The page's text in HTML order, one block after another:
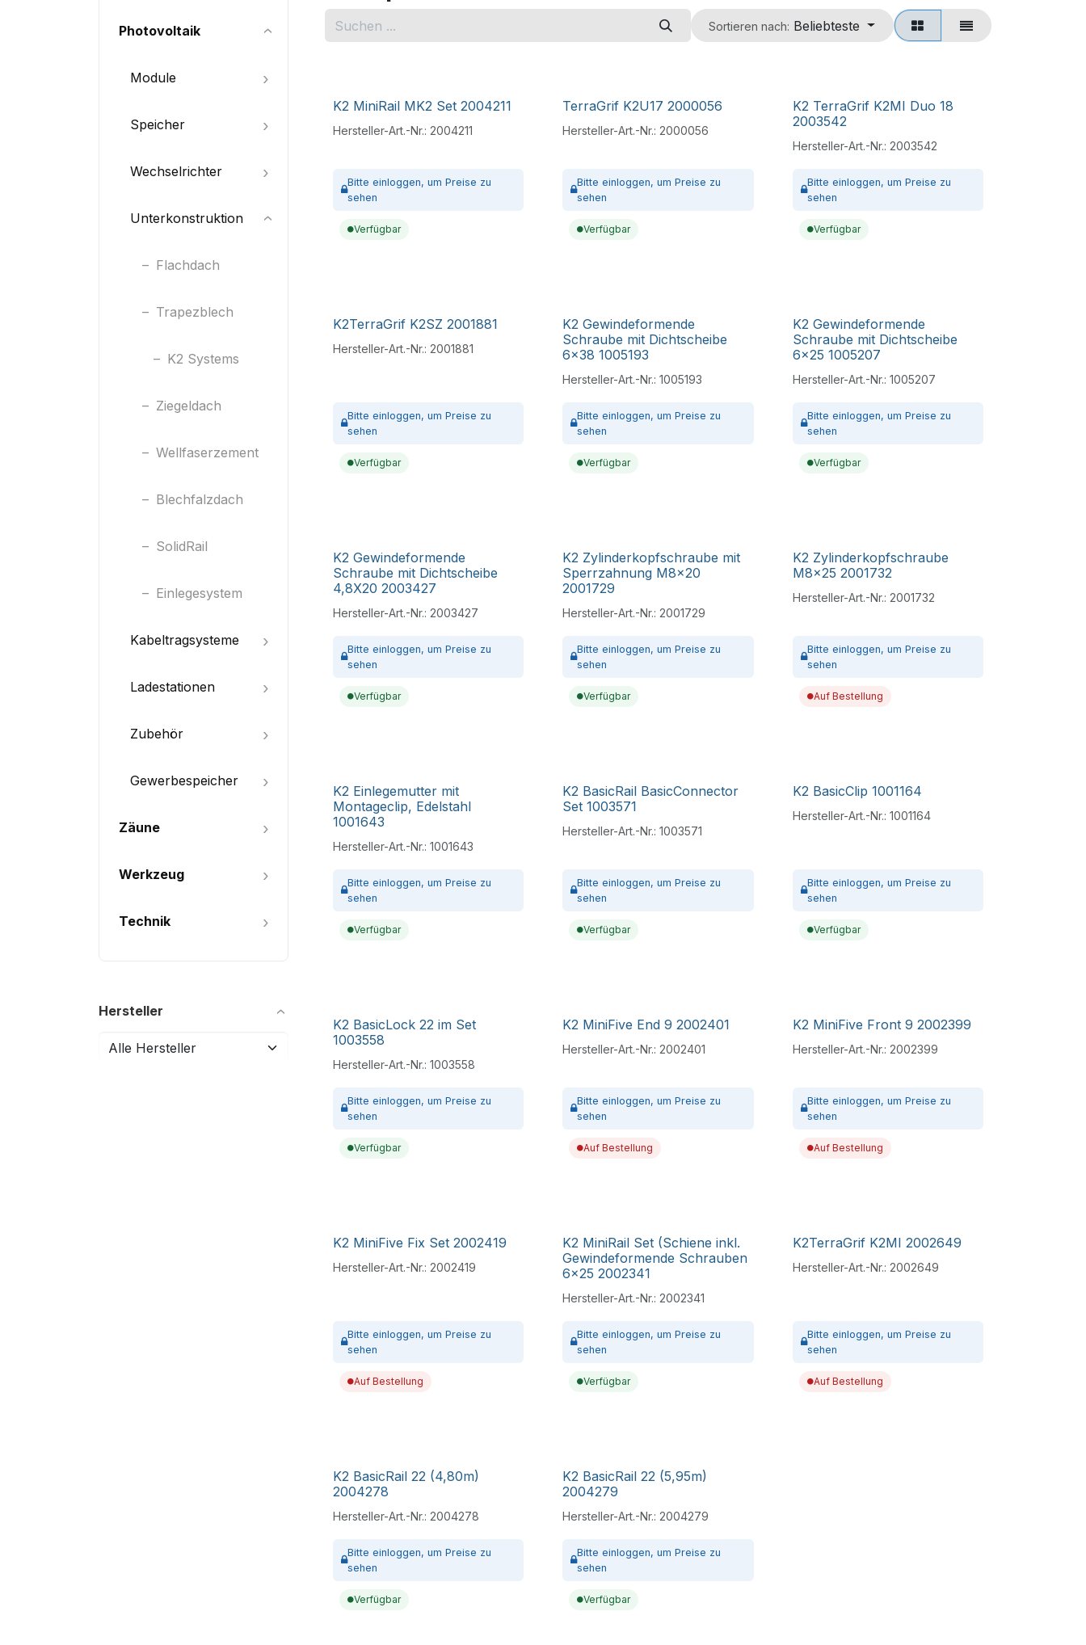
Photovoltaik
Module
Speicher
Wechselrichter
Unterkonstruktion
Flachdach
Trapezblech
K2 Systems
Ziegeldach
Wellfaserzement
Blechfalzdach
SolidRail
Einlegesystem
Kabeltragsysteme
Ladestationen
Zubehör
Gewerbespeicher
Zäune
Werkzeug
Technik
Hersteller
Sortieren nach: Beliebteste
K2 MiniRail MK2 Set 2004211
Hersteller-Art.-Nr.: 2004211
Bitte einloggen, um Preise zu
sehen
Verfügbar
TerraGrif K2U17 2000056
Hersteller-Art.-Nr.: 2000056
Bitteeinloggen, um Preise zu
sehen
Verfügbar
K2 TerraGrif K2MI Duo 18
2003542
Hersteller-Art.-Nr.: 2003542
Bitte einloggen, um Preise zu
sehen
Verfügbar
K2TerraGrif K2SZ 2001881
Hersteller-Art.-Nr.: 2001881
Bitte einloggen, um Preise zu
sehen
Verfügbar
K2 Gewindeformende
Schraube mit Dichtscheibe
6x38 1005193
Hersteller-Art.-Nr.:1005193
Bitteeinloggen, um Preise zu
sehen
Verfügbar
K2 Gewindeformende
Schraube mit Dichtscheibe
6x25 1005207
Hersteller-Art.-Nr.: 1005207
Bitte einloggen, um Preise zu
sehen
Verfügbar
K2 Gewindeformende
Schraube mit Dichtscheibe
4,8X20 2003427
Hersteller-Art.-Nr.: 2003427
Bitte einloggen, um Preise zu
sehen
Verfügbar
K2 Zylinderkopfschraube mit
Sperrzahnung M8x20
2001729
Hersteller-Art.-Nr.: 2001729
Bitteeinloggen, um Preise zu
sehen
Verfügbar
K2 Zylinderkopfschraube
M8x25 2001732
Hersteller-Art.-Nr.: 2001732
Bitte einloggen, um Preise zu
sehen
Auf Bestellung
K2 Einlegemutter mit
Montageclip, Edelstahl
1001643
Hersteller-Art.-Nr.: 1001643
Bitte einloggen, um Preise zu
sehen
Verfügbar
K2 BasicRail BasicConnector
Set 1003571
Hersteller-Art.-Nr.:1003571
Bitteeinloggen, um Preise zu
sehen
Verfügbar
K2 BasicClip 1001164
Hersteller-Art.-Nr.: 1001164
Bitte einloggen, um Preise zu
sehen
Verfügbar
K2 BasicLock 22 im Set
1003558
Hersteller-Art.-Nr.: 1003558
Bitte einloggen, um Preise zu
sehen
Verfügbar
K2 MiniFive End 9 2002401
Hersteller-Art.-Nr.: 2002401
Bitteeinloggen, um Preise zu
sehen
Auf Bestellung
K2 MiniFive Front 9 2002399
Hersteller-Art.-Nr.: 2002399
Bitte einloggen, um Preise zu
sehen
Auf Bestellung
K2 MiniFive Fix Set 2002419
Hersteller-Art.-Nr.: 2002419
Bitte einloggen, um Preise zu
sehen
Auf Bestellung
K2 MiniRail Set (Schiene inkl.
Gewindeformende Schrauben
6x25 2002341
Hersteller-Art.-Nr.: 2002341
Bitteeinloggen, um Preise zu
sehen
Verfügbar
K2TerraGrif K2MI 2002649
Hersteller-Art.-Nr.: 2002649
Bitte einloggen, um Preise zu
sehen
Auf Bestellung
K2 BasicRail 22 (4,80m)
2004278
Hersteller-Art.-Nr.: 2004278
Bitte einloggen, um Preise zu
sehen
Verfügbar
K2 BasicRail 22 (5,95m)
2004279
Hersteller-Art.-Nr.: 2004279
Bitteeinloggen, um Preise zu
sehen
Verfügbar